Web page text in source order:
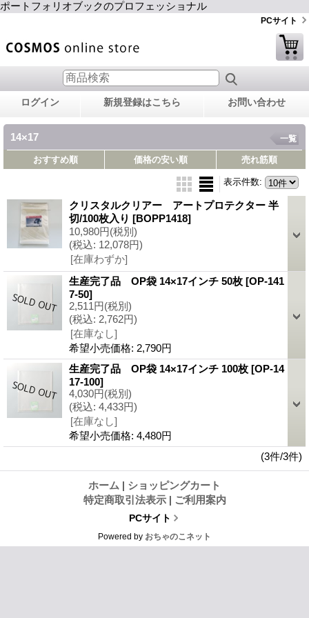
ポートフォリオブックのプロフェッショナル
PCサイト
ログイン 新規登録はこちら お問い合わせ
14×17 一覧
おすすめ順 価格の安い順 売れ筋順
表示件数:
クリスタルクリアー アートプロテクター 半
切/100枚入り [BOPP1418]
10,980円(税別)
(税込: 12,078円)
[在庫わずか]
生産完了品 OP袋 14×17インチ 50枚 [OP-141
7-50]
2,511円(税別)
(税込: 2,762円)
[在庫なし]
希望小売価格: 2,790円
生産完了品 OP袋 14×17インチ 100枚 [OP-14
17-100]
4,030円(税別)
(税込: 4,433円)
[在庫なし]
希望小売価格: 4,480円
(3件/3件)
ホーム | ショッピングカート
特定商取引法表示 | ご利用案内
PCサイト
Powered by おちゃのこネット